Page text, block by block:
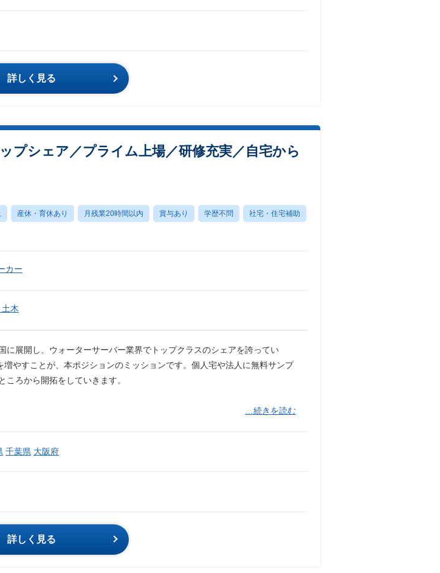
詳しく見る
プシェア／プライム上場／研修充実／自宅から
産休・育休あり 月残業20時間以内 賞与あり 学歴不問 社宅・住宅補助
カー
木
に展開し、ウォーターサーバー業界でトップクラスのシェアを誇ってい
増やすことが、本ポジションのミッションです。個人宅や法人に無料サンプ
ころから開拓をしていきます。
…続きを読む
千葉県 大阪府
詳しく見る